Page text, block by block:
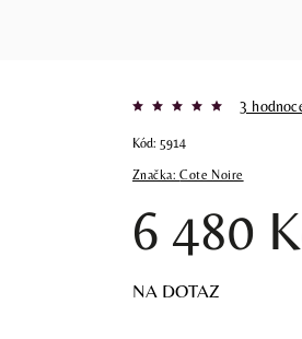
Značka:Cote Noire
3
6 480
Kód: 5914
NA DOTAZ